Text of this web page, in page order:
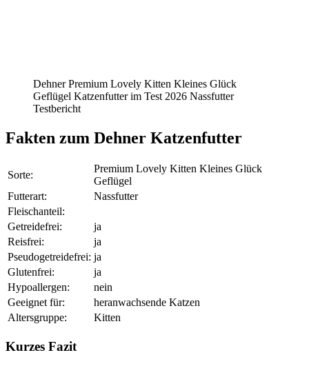
Dehner Premium Lovely Kitten Kleines Glück
Geflügel Katzenfutter im Test 2026 Nassfutter
Testbericht
Fakten zum Dehner Katzenfutter
Sorte:
Premium Lovely Kitten Kleines Glück
Geflügel
Futterart:
Nassfutter
Fleischanteil:
Getreidefrei:
ja
Reisfrei:
ja
Pseudogetreidefrei: ja
Glutenfrei:
ja
Hypoallergen:
nein
Geeignet für:
heranwachsende Katzen
Altersgruppe:
Kitten
Kurzes Fazit